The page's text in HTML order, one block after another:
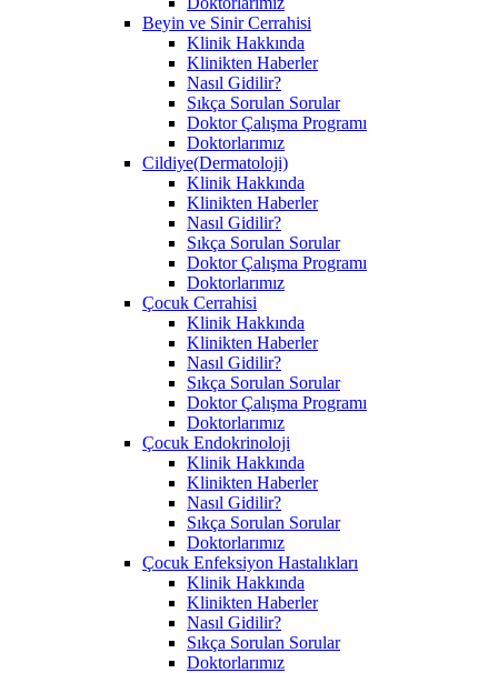
Beyin ve Sinir Cerrahisi
Klinik Hakkında
Klinikten Haberler
Nasıl Gidilir?
Sıkça Sorulan Sorular
Doktor Çalışma Programı
Doktorlarımız
Cildiye(Dermatoloji)
Klinik Hakkında
Klinikten Haberler
Nasıl Gidilir?
Sıkça Sorulan Sorular
Doktor Çalışma Programı
Doktorlarımız
Çocuk Cerrahisi
Klinik Hakkında
Klinikten Haberler
Nasıl Gidilir?
Sıkça Sorulan Sorular
Doktor Çalışma Programı
Doktorlarımız
Çocuk Endokrinoloji
Klinik Hakkında
Klinikten Haberler
Nasıl Gidilir?
Sıkça Sorulan Sorular
Doktorlarımız
Çocuk Enfeksiyon Hastalıkları
Klinik Hakkında
Klinikten Haberler
Nasıl Gidilir?
Sıkça Sorulan Sorular
Doktorlarımız